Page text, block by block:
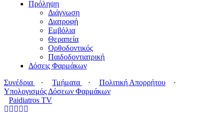
Πρόληψη
Διάγνωση
Διατροφή
Εμβόλια
Θεραπεία
Ορθοδοντικός
Παιδοδοντιατρική
Δόσεις Φαρμάκων
Συνέδρια
· Τμήματα · Πολιτική Απορρήτου
·
Υπολογισμός Δόσεων Φαρμάκων
Paidiatros TV